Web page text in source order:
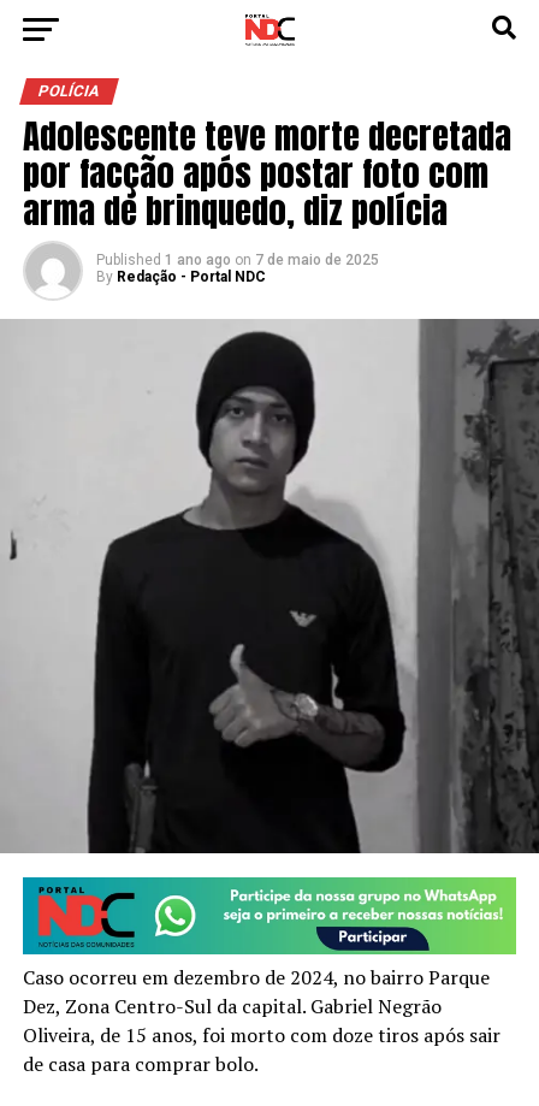
POLÍCIA
Adolescente teve morte decretada
por facção após postar foto com
arma de brinquedo, diz polícia
Published 1 ano ago on 7 de maio de 2025
By Redação - Portal NDC
Caso ocorreu em dezembro de 2024, no bairro Parque
Dez, Zona Centro-Sul da capital. Gabriel Negrão
Oliveira, de 15 anos, foi morto com doze tiros após sair
de casa para comprar bolo.